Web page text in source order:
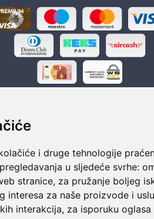
i druge tehnologije
u sljedeće svrhe:
stranice, za pružanje boljeg
interesa za naše proizvode i
interakcija, za isporuku oglasa
Sigurno
Do 24 rata bez